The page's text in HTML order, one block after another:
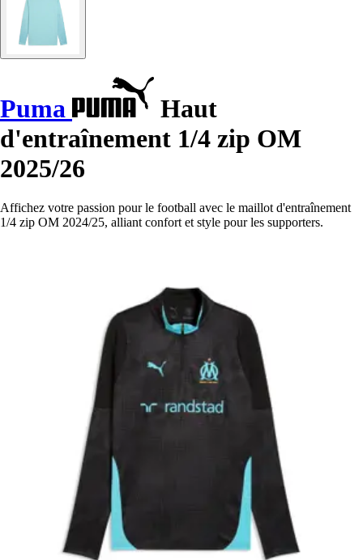
Puma
Haut
d'entraînement 1/4 zip OM
2025/26
Affichez votre passion pour le football avec le maillot d'entraînement
1/4 zip OM 2024/25, alliant confort et style pour les supporters.